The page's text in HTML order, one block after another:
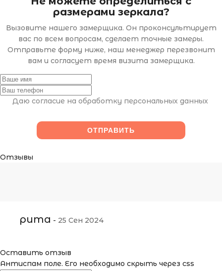
размерами зеркала?
Вызовите нашего замерщика. Он проконсультирует
вас по всем вопросам, сделает точные замеры.
Отправьте форму ниже, наш менеджер перезвонит
вам и согласует время визита замерщика.
Даю согласие на обработку персональных данных
Отзывы
рита - 25 Сен 2024
Оставить отзыв
Антиспам поле. Его необходимо скрыть через css